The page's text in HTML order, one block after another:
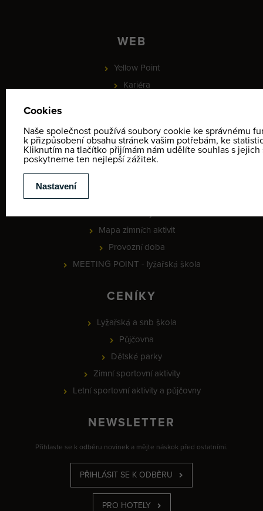
WEB
Yellow Point
Kariéra
Partneři
PROJEKT - Online rezervace služeb a vybavení, check-in a
identifikace klientů
Mapa zimních aktivit
Provozní doba
MEETING POINT - lyžařská škola
CENÍKY
Lyžařská a snb škola
Půjčovna
Dětské parky
Zimní sportovní aktivity
Letní sportovní aktivity a půjčovny
NEWSLETTER
Přihlaste se k odběru novinek a mějte náskok před ostatními.
PŘIHLÁSIT SE K ODBĚRU
PRO HOTELY